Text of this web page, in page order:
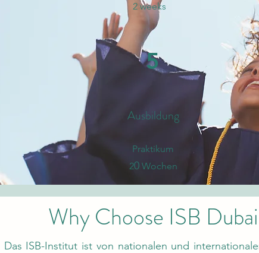
2 weeks
5
Ausbildung
Praktikum
20Wochen
Why Choose ISB Dubai
Das ISB-Institut ist von nationalen und